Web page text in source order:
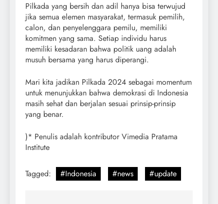
Pilkada yang bersih dan adil hanya bisa terwujud
jika semua elemen masyarakat, termasuk pemilih,
calon, dan penyelenggara pemilu, memiliki
komitmen yang sama. Setiap individu harus
memiliki kesadaran bahwa politik uang adalah
musuh bersama yang harus diperangi.
Mari kita jadikan Pilkada 2024 sebagai momentum
untuk menunjukkan bahwa demokrasi di Indonesia
masih sehat dan berjalan sesuai prinsip-prinsip
yang benar.
)* Penulis adalah kontributor Vimedia Pratama
Institute
Tagged: #Indonesia #news #update